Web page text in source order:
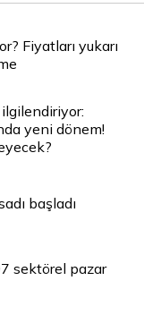
Fiyatları yukarı
yeni dönem!
başladı
sektörel pazar